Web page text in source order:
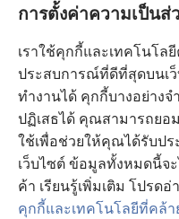
การตั้งค่าความเป็นส่
เราใช้คุกกี้และเทคโนโ
ประสบการณ์ที่ดีที่สุดบนเว็
ทำงานได้ คุกกี้บางอย่าง
ปฏิเสธได้ คุณสามารถยอ
ใช้เพื่อช่วยให้คุณได้รับป
เว็บไซต์ ข้อมูลทั้งหมดนี้จ
ค้า เรียนรู้เพิ่มเติม โปรดอ่
คุกกี้และเทคโนโลยีที่คล้
หน้าต่าง
®
หน้าต่าง
ใหม่) JW Library®
ห้องสมุดว็อชเทาเวอร์ ®
Copyright© 2026 Watch Tower